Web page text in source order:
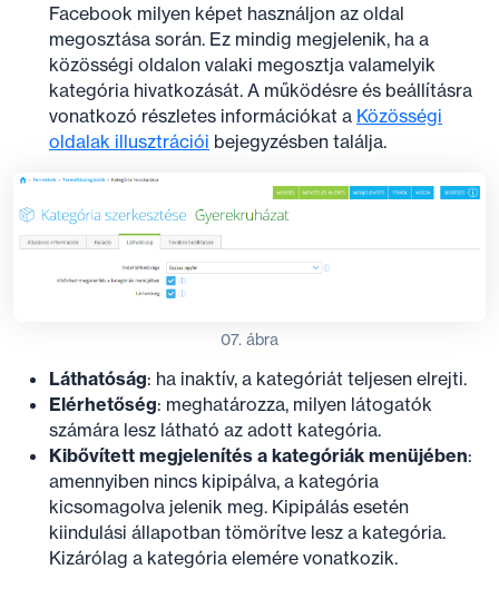
Facebook milyen képet használjon az oldal
megosztása során. Ez mindig megjelenik, ha a
közösségi oldalon valaki megosztja valamelyik
kategória hivatkozását. A működésre és beállításra
vonatkozó részletes információkat a Közösségi
oldalak illusztrációi bejegyzésben találja.
07. ábra
Láthatóság: ha inaktív, a kategóriát teljesen elrejti.
Elérhetőség: meghatározza, milyen látogatók
számára lesz látható az adott kategória.
Kibővített megjelenítés a kategóriák menüjében:
amennyiben nincs kipipálva, a kategória
kicsomagolva jelenik meg. Kipipálás esetén
kiindulási állapotban tömörítve lesz a kategória.
Kizárólag a kategória elemére vonatkozik.